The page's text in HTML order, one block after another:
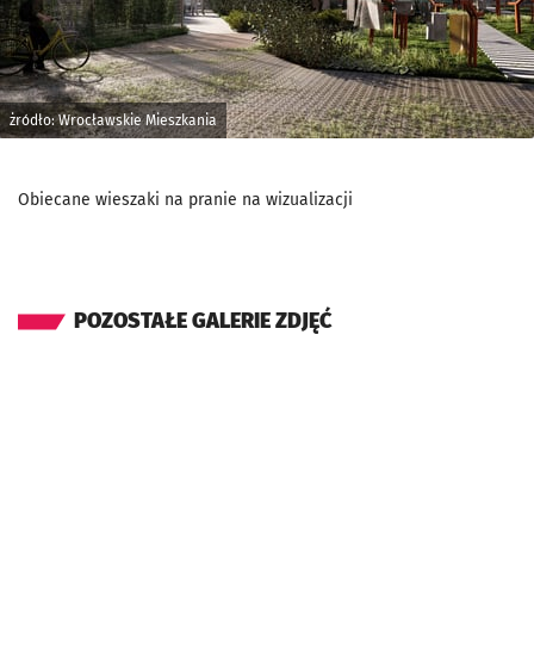
żródło: Wrocławskie Mieszkania
Obiecane wieszaki na pranie na wizualizacji
POZOSTAŁE GALERIE ZDJĘĆ